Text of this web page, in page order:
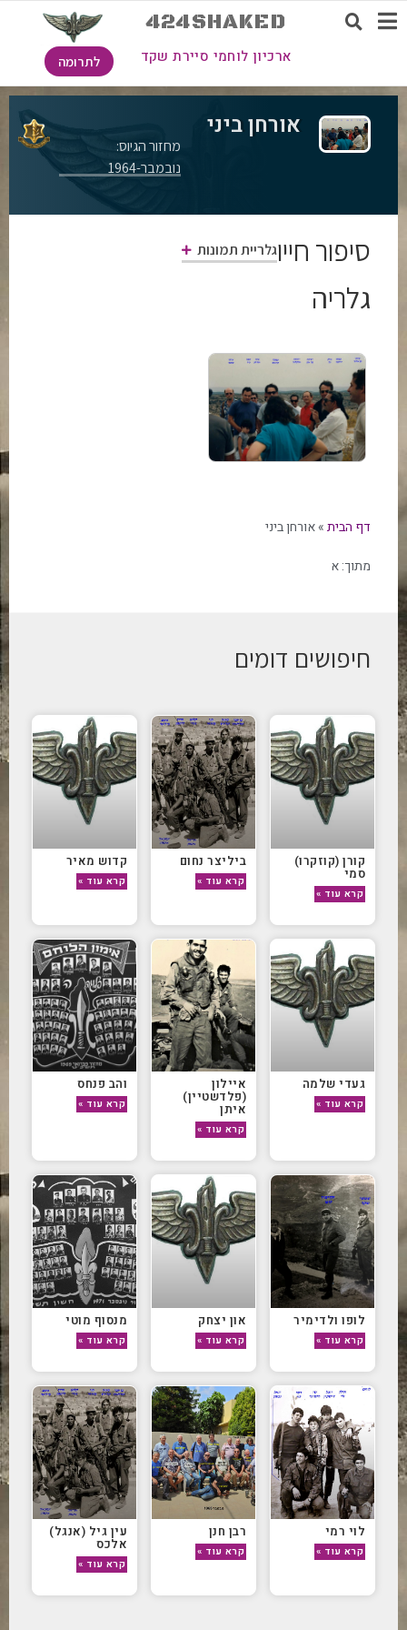
424SHAKED
ארכיון לוחמי סיירת שקד לתרומה
אורחן ביני
מחזור הגיוס:
נובמבר-1964
סיפור חייוגלריית תמונות
גלריה
דף הבית»אורחן ביני
מתוך:א
חיפושים דומים
קורן (קוזקרו)
סמי
קרא עוד »
ביליצר נחום
קרא עוד »
קדוש מאיר
קרא עוד »
געדי שלמה
קרא עוד »
איילון
(פלדשטיין)
איתן
קרא עוד »
והב פנחס
קרא עוד »
לופו ולדימיר
קרא עוד »
און יצחק
קרא עוד »
מנסוף מוטי
קרא עוד »
לוי רמי
קרא עוד »
רבן חנן
קרא עוד »
עין גיל (אנגל)
אלכס
קרא עוד »